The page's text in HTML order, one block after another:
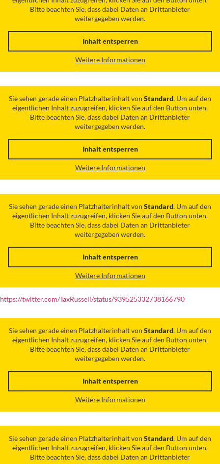
Bitte beachten Sie, dass dabei Daten an Drittanbieter
weitergegeben werden.
Inhalt entsperren
Weitere Informationen
Sie sehen gerade einen Platzhalterinhalt von Standard. Um auf den
eigentlichen Inhalt zuzugreifen, klicken Sie auf den Button unten.
Bitte beachten Sie, dass dabei Daten an Drittanbieter
weitergegeben werden.
Inhalt entsperren
Weitere Informationen
Sie sehen gerade einen Platzhalterinhalt von Standard. Um auf den
eigentlichen Inhalt zuzugreifen, klicken Sie auf den Button unten.
Bitte beachten Sie, dass dabei Daten an Drittanbieter
weitergegeben werden.
Inhalt entsperren
Weitere Informationen
https://twitter.com/TaxRussell/status/939525332738166790
Sie sehen gerade einen Platzhalterinhalt von Standard. Um auf den
eigentlichen Inhalt zuzugreifen, klicken Sie auf den Button unten.
Bitte beachten Sie, dass dabei Daten an Drittanbieter
weitergegeben werden.
Inhalt entsperren
Weitere Informationen
Sie sehen gerade einen Platzhalterinhalt von Standard. Um auf den
eigentlichen Inhalt zuzugreifen, klicken Sie auf den Button unten.
Bitte beachten Sie, dass dabei Daten an Drittanbieter